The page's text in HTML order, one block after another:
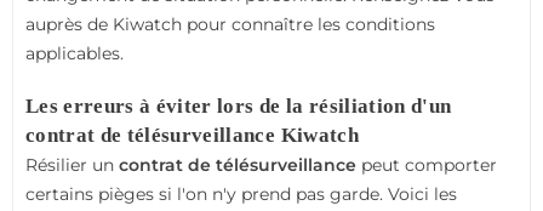
auprès de Kiwatch pour connaître les conditions
applicables.
Les erreurs à éviter lors de la résiliation d'un
contrat de télésurveillance Kiwatch
Résilier un contrat de télésurveillance peut comporter
certains pièges si l'on n'y prend pas garde. Voici les